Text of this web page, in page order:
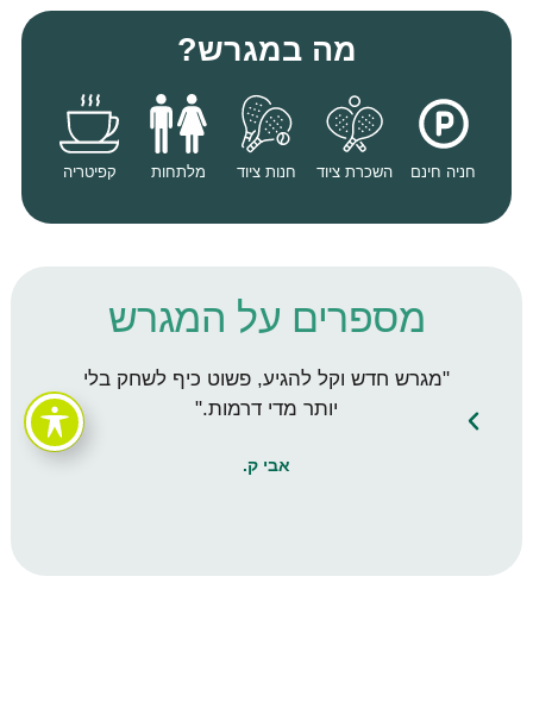
מה במגרש?
חניה חינם השכרת ציוד חנות ציוד מלתחות קפיטריה
מספרים על המגרש
"מגרש חדש וקל להגיע, פשוט כיף לשחק בלי
יותר מדי דרמות."
אבי ק.